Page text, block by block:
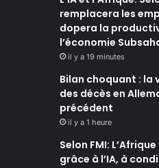
remplacera les
dopera la
l’économie
il y a 19 minutes
Bilan choquant : la
des décès en
précédent
il y a 1 heure
Selon FMI:
grâce à l’IA, à